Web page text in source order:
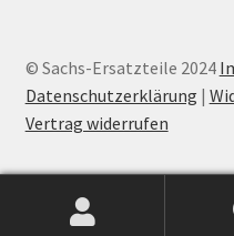
© Sachs-Ersatzteile 2024
Datenschutzerklärung |
Vertrag widerrufen